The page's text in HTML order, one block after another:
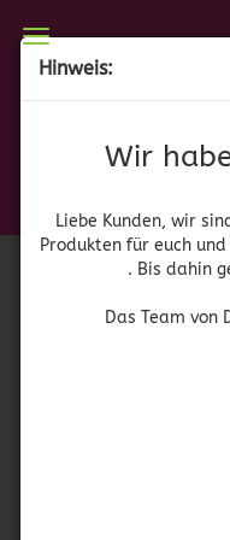
Hinweis:
Wir
Liebe Kunden, wir
Produkten für euch
. Bis dahin
Das Team von
Wir haben
zurück. Bis dahin
Das Team von
41774)